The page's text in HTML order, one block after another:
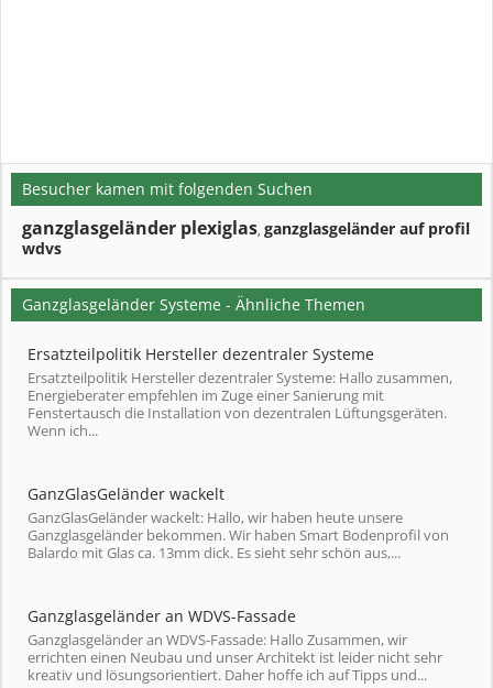
Besucher kamen mit folgenden Suchen
ganzglasgeländer plexiglas, ganzglasgeländer auf profil
wdvs
Ganzglasgeländer Systeme - Ähnliche Themen
Ersatzteilpolitik Hersteller dezentraler Systeme
Ersatzteilpolitik Hersteller dezentraler Systeme: Hallo zusammen,
Energieberater empfehlen im Zuge einer Sanierung mit
Fenstertausch die Installation von dezentralen Lüftungsgeräten.
Wenn ich...
GanzGlasGeländer wackelt
GanzGlasGeländer wackelt: Hallo, wir haben heute unsere
Ganzglasgeländer bekommen. Wir haben Smart Bodenprofil von
Balardo mit Glas ca. 13mm dick. Es sieht sehr schön aus,...
Ganzglasgeländer an WDVS-Fassade
Ganzglasgeländer an WDVS-Fassade: Hallo Zusammen, wir
errichten einen Neubau und unser Architekt ist leider nicht sehr
kreativ und lösungsorientiert. Daher hoffe ich auf Tipps und...